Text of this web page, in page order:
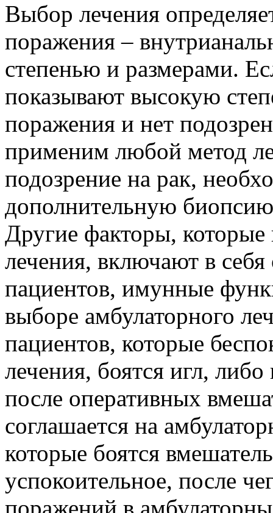
Выбор лечения
поражения –
степенью и размерами.
показывают высокую
поражения и нет
применим любой метод
подозрение на рак,
дополнительную
Другие факторы,
лечения, включают в
пациентов, имунные
выборе амбулаторного
пациентов, которые
лечения, боятся игл,
после оперативных
соглашается на
которые боятся
успокоительное, после